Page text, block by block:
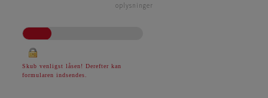
oplysninger
Skub venligst låsen! Derefter kan
formularen indsendes.